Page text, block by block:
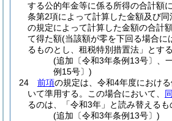
する公的年金等に係る所得の合計額
条第2項によって計算した金額及び
の規定によって計算した金額の合計
て得た額(当該額が零を下回る場合に
るものとし、租税特別措置法」とする
(追加〔令和3年条例13号〕、
例15号〕)
24
前項の規定は、令和4年度におけ
いて準用する。
この場合において、
るのは、「令和3年」と読み替えるも
(追加〔令和3年条例13号〕)